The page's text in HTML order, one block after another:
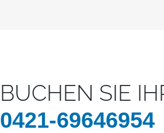
BUCHEN SIE
0421-69646954